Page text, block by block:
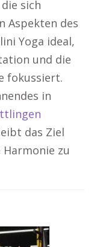
sich
Aspekten des
Yoga ideal,
und die
fokussiert.
in
das Ziel
zu